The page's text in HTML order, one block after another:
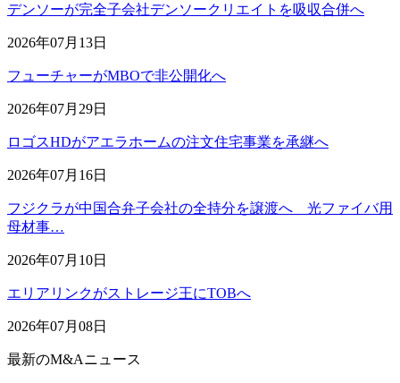
デンソーが完全子会社デンソークリエイトを吸収合併へ
2026年07月13日
フューチャーがMBOで非公開化へ
2026年07月29日
ロゴスHDがアエラホームの注文住宅事業を承継へ
2026年07月16日
フジクラが中国合弁子会社の全持分を譲渡へ 光ファイバ用
母材事…
2026年07月10日
エリアリンクがストレージ王にTOBへ
2026年07月08日
最新のM&Aニュース